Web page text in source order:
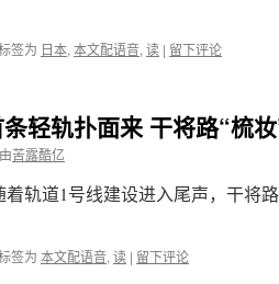
签为 日本, 本文配语音, 读 | 留下评论
轻轨扑面来 干将路“梳
由苦露酷亿
着轨道1号线建设进入尾声，干将
签为 本文配语音, 读 | 留下评论